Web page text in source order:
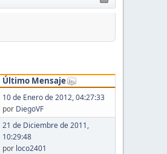
Último Mensaje
10 de Enero de 2012, 04:27:33
por DiegoVF
21 de Diciembre de 2011,
10:29:48
por loco2401